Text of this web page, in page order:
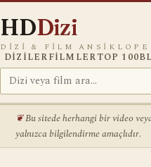
HDDizi
DIZI & FILM
DIZILERFILMLERTOP 100
Bu sitede herhangi bir video
yalnızca bilgilendirme amaçlıdır.